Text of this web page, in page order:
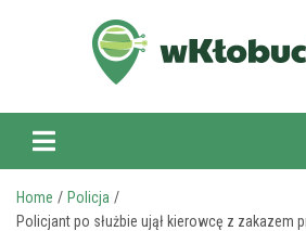
Home
Policja
Policjant po służbie ujął kierowcę z zakazem